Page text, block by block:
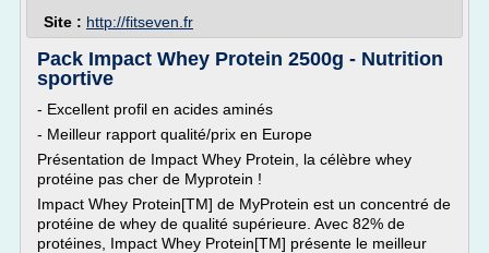
Site : http://fitseven.fr
Pack Impact Whey Protein 2500g - Nutrition
sportive
- Excellent profil en acides aminés
- Meilleur rapport qualité/prix en Europe
Présentation de Impact Whey Protein, la célèbre whey
protéine pas cher de Myprotein !
Impact Whey Protein[TM] de MyProtein est un concentré de
protéine de whey de qualité supérieure. Avec 82% de
protéines, Impact Whey Protein[TM] présente le meilleur